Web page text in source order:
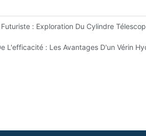
: Exploration Du Cylindre
Benne
L'efficacité : Les Avantages D'un Vérin